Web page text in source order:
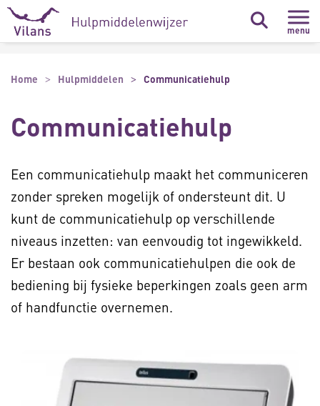
Naar hoofdinhoud
Naar footer
menu
Home Hulpmiddelen Communicatiehulp
Communicatiehulp
Een communicatiehulp maakt het communiceren
zonder spreken mogelijk of ondersteunt dit. U
kunt de communicatiehulp op verschillende
niveaus inzetten: van eenvoudig tot ingewikkeld.
Er bestaan ook communicatiehulpen die ook de
bediening bij fysieke beperkingen zoals geen arm
of handfunctie overnemen.